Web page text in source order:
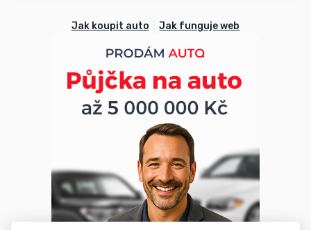
Jak koupit auto Jak funguje web